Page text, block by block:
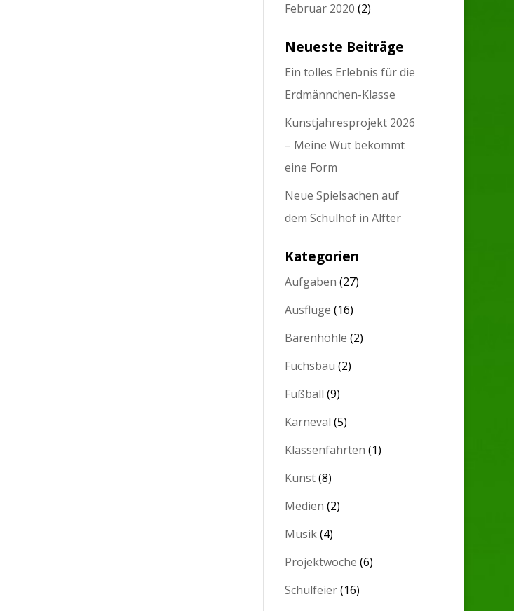
Februar 2020 (2)
Neueste Beiträge
Ein tolles Erlebnis für die
Erdmännchen-Klasse
Kunstjahresprojekt 2026
– Meine Wut bekommt
eine Form
Neue Spielsachen auf
dem Schulhof in Alfter
Kategorien
Aufgaben (27)
Ausflüge (16)
Bärenhöhle (2)
Fuchsbau (2)
Fußball (9)
Karneval (5)
Klassenfahrten (1)
Kunst(8)
Medien (2)
Musik(4)
Projektwoche (6)
Schulfeier(16)